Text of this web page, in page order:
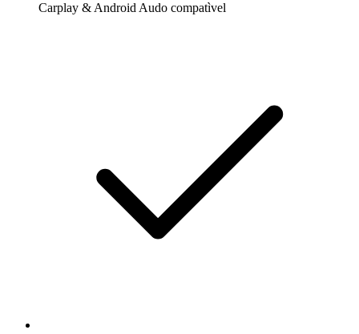
Carplay & Android Audo compatìvel